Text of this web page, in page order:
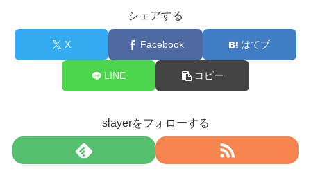
シェアする
X Facebook はてブ
LINE コピー
slayerをフォローする